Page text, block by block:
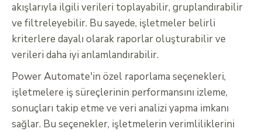
akışlarıyla ilgili verileri toplayabilir, gruplandırabilir
ve filtreleyebilir. Bu sayede, işletmeler belirli
kriterlere dayalı olarak raporlar oluşturabilir ve
verileri daha iyi anlamlandırabilir.
Power Automate'in özel raporlama seçenekleri,
işletmelere iş süreçlerinin performansını izleme,
sonuçları takip etme ve veri analizi yapma imkanı
sağlar. Bu seçenekler, işletmelerin verimliliklerini